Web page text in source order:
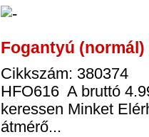
Fogantyú
Cikkszám: 380374
HFO616 A bruttó
keressen Minket
átmérő...